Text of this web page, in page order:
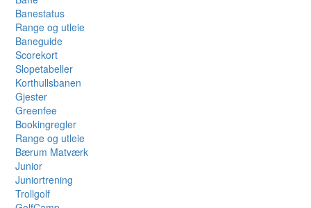
Banestatus
Range og utleie
Baneguide
Scorekort
Slopetabeller
Korthullsbanen
Gjester
Greenfee
Bookingregler
Range og utleie
Bærum Matværk
Junior
Juniortrening
Trollgolf